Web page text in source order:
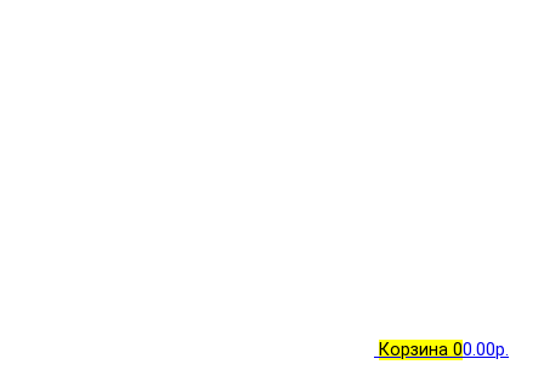
Корзина 00.00р.